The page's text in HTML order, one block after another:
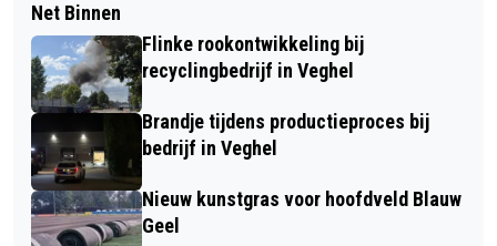
Net Binnen
Flinke rookontwikkeling bij
recyclingbedrijf in Veghel
Brandje tijdens productieproces bij
bedrijf in Veghel
Nieuw kunstgras voor hoofdveld Blauw
Geel